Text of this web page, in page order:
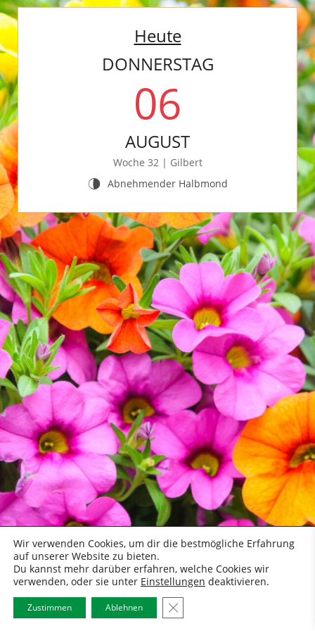
Zum
Inhalt
springen
Heute
DONNERSTAG
06
AUGUST
Woche 32 | Gilbert
U Abnehmender Halbmond
Wir verwenden Cookies, um dir die bestmögliche Erfahrung
auf unserer Website zu bieten.
Du kannst mehr darüber erfahren, welche Cookies wir
verwenden, oder sie unter Einstellungen deaktivieren.
Zustimmen Ablehnen GDPR Cookie-Banner